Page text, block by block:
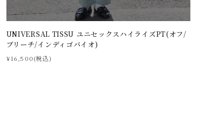
UNIVERSAL TISSU ユニセックスハイライズPT(オフ/
ブリーチ/インディゴバイオ)
¥16,500(税込)